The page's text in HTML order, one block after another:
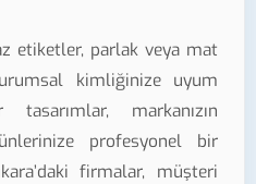
etiketler, parlak veya mat
kimliğinize uyum
markanızın
profesyonel bir
firmalar, müşteri